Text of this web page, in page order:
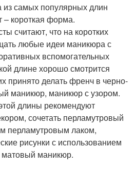
из самых популярных длин
– короткая форма.
считают, что на коротких
любые идеи маникюра с
вспомогательных
длине хорошо смотрится
принято делать френч в черно-
маникюр, маникюр с узором.
длины рекомендуют
сочетать перламутровый
перламутровым лаком,
рисунки с использованием
матовый маникюр.